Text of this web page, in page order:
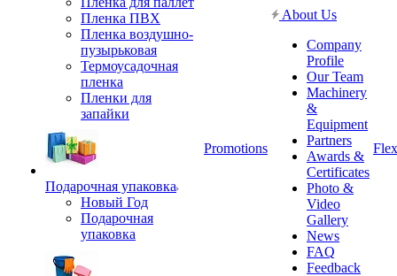
Пленка ПВХ
Пленка воздушно-
пузырьковая
Термоусадочная
пленка
Пленки для
запайки
Подарочная упаковка
Новый Год
Подарочная
упаковка
Promotions
About Us
Company
Profile
Our Team
Machinery
&
Equipment
Partners
Awards &
Certificates
Photo &
Video
Gallery
News
FAQ
Feedback